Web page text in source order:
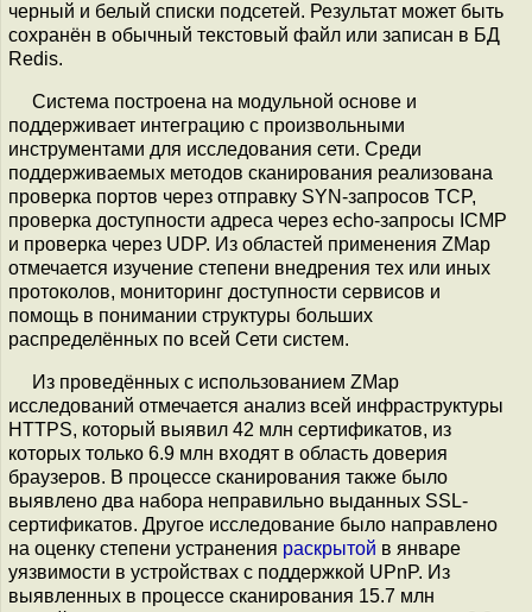
черный и белый списки подсетей. Результат может быть
сохранён в обычный текстовый файл или записан в БД
Redis.
Система построена на модульной основе и
поддерживает интеграцию с произвольными
инструментами для исследования сети. Среди
поддерживаемых методов сканирования реализована
проверка портов через отправку SYN-запросов TCP,
проверка доступности адреса через echo-запросы ICMP
и проверка через UDP. Из областей применения ZMap
отмечается изучение степени внедрения тех или иных
протоколов, мониторинг доступности сервисов и
помощь в понимании структуры больших
распределённых по всей Сети систем.
Из проведённых с использованием ZMap
исследований отмечается анализ всей инфраструктуры
HTTPS, который выявил 42 млн сертификатов, из
которых только 6.9 млн входят в область доверия
браузеров. В процессе сканирования также было
выявлено два набора неправильно выданных SSL-
сертификатов. Другое исследование было направлено
на оценку степени устранения раскрытой в январе
уязвимости в устройствах с поддержкой UPnP. Из
выявленных в процессе сканирования 15.7 млн